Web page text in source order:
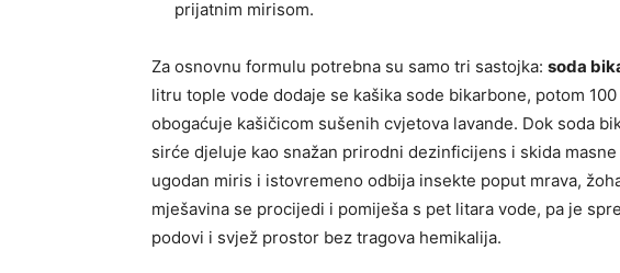
prijatnim mirisom.
Za osnovnu formulu potrebna su samo tri sastojka: soda
litru tople vode dodaje se kašika sode bikarbone, potom
obogaćuje kašičicom sušenih cvjetova lavande. Dok soda
sirće djeluje kao snažan prirodni dezinficijens i skida
ugodan miris i istovremeno odbija insekte poput mrava,
mješavina se procijedi i pomiješa s pet litara vode, pa je
podovi i svjež prostor bez tragova hemikalija.